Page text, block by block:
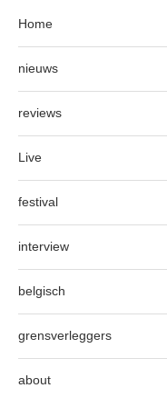
Home
nieuws
reviews
Live
festival
interview
belgisch
grensverleggers
about